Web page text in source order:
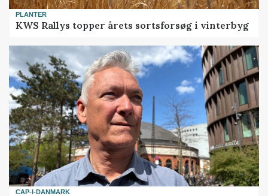
PLANTER
KWS Rallys topper årets sortsforsøg i vinterbyg
CAP-I-DANMARK